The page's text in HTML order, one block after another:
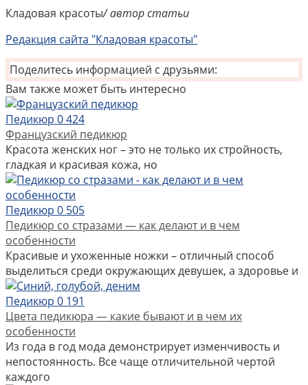
Кладовая красоты/ автор статьи
Редакция сайта "Кладовая красоты"
Поделитесь информацией с друзьями:
Вам также может быть интересно
Педикюр 0424
Французский педикюр
Красота женских ног – это не только их стройность,
гладкая и красивая кожа, но
Педикюр 0 505
Педикюр со стразами — как делают и в чем
особенности
Красивые и ухоженные ножки – отличный способ
выделиться среди окружающих девушек, а здоровье и
Педикюр 0 191
Цвета педикюра — какие бывают и в чем их
особенности
Из года в год мода демонстрирует изменчивость и
непостоянность. Все чаще отличительной чертой
каждого